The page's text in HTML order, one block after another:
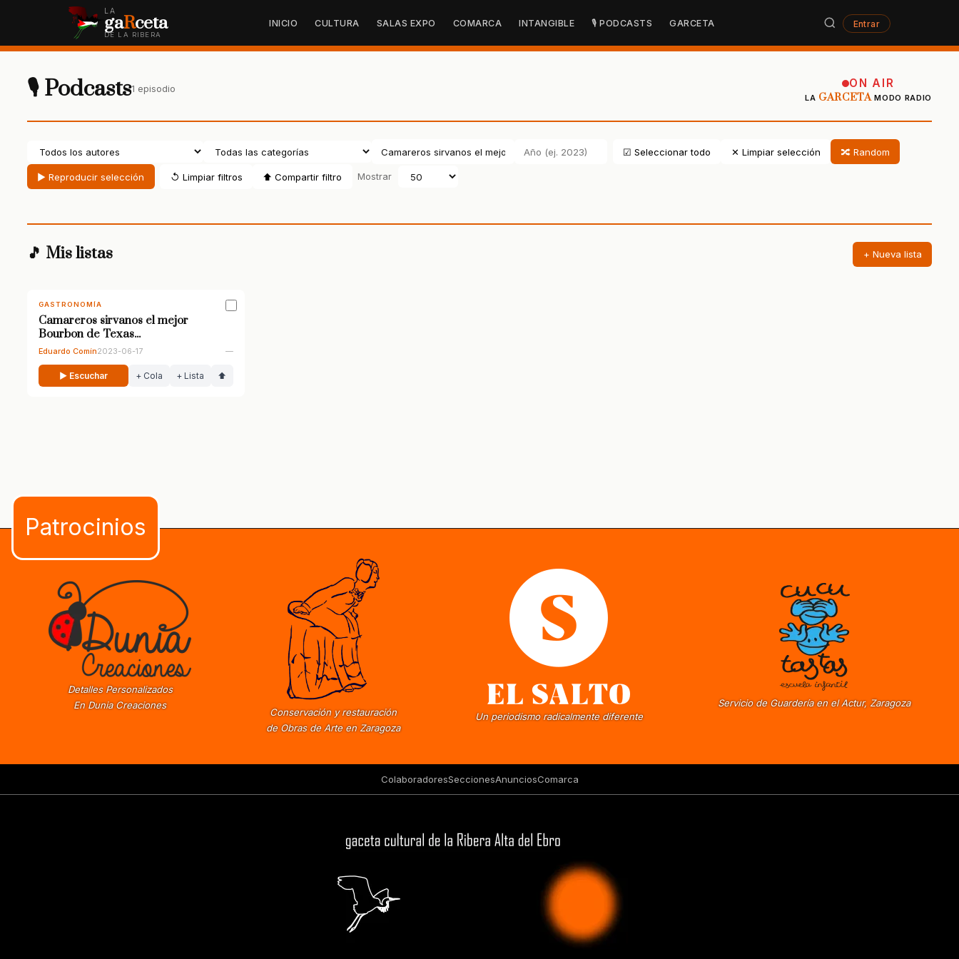
LA
gaRceta
DE LA RIBERA
INICIO CULTURA SALAS EXPO COMARCA INTANGIBLE 🎙 PODCASTS GARCETA Entrar
🎙 Podcasts1 episodio ON AIR
LA GARCETAMODO RADIO
☑ Seleccionar todo ✕ Limpiar selección 🔀 Random
▶ Reproducir selección ↺ Limpiar filtros ⬆ Compartir filtro Mostrar
🎵 Mis listas + Nueva lista
GASTRONOMÍA
Camareros sirvanos el mejor
Bourbon de Texas...
Eduardo Comín2023-06-17 —
▶ Escuchar + Cola + Lista ⬆
Detalles Personalizados
En Dunia Creaciones
Conservación y restauración
de Obras de Arte en Zaragoza
Un periodismo radicalmente diferente
Servicio de Guardería en el Actur, Zaragoza
ColaboradoresSeccionesAnunciosComarca